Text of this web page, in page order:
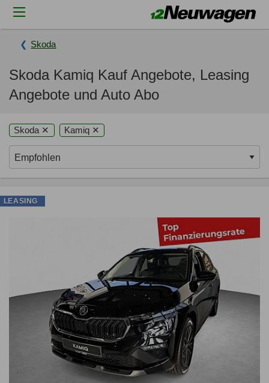
Skoda
Skoda Kamiq Kauf Angebote, Leasing
Angebote und Auto Abo
Skoda ✕ Kamiq ✕
LEASING